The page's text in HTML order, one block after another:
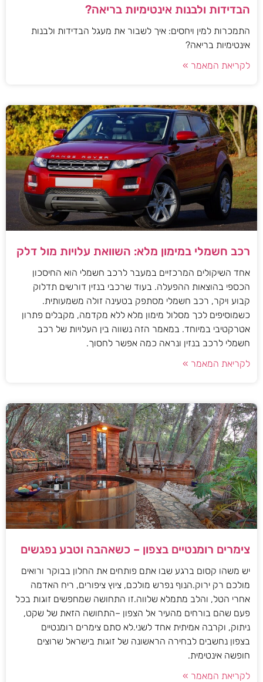
הבדידות ולבנות אינטימיות בריאה?
התמכרות למין ויחסים: איך לשבור את מעגל הבדידות ולבנות
אינטימיות בריאה?
לקריאת המאמר »
רכב חשמלי במימון מלא: השוואת עלויות מול דלק
אחד השיקולים המרכזיים במעבר לרכב חשמלי הוא החיסכון
הכספי בהוצאות ההפעלה. בעוד שרכבי בנזין דורשים תדלוק
קבוע ויקר, רכב חשמלי מסתפק בטעינה זולה משמעותית.
כשמוסיפים לכך מסלול מימון מלא ללא מקדמה, מקבלים פתרון
אטרקטיבי במיוחד. במאמר הזה נשווה בין העלויות של רכב
חשמלי לרכב בנזין ונראה כמה אפשר לחסוך.
לקריאת המאמר »
צימרים רומנטיים בצפון – כשאהבה וטבע נפגשים
יש משהו קסום ברגע שבו אתם פותחים את החלון בבוקר ורואים
מולכם רק ירוק.הנוף נפרש מולכם, ציוץ ציפורים, ריח האדמה
אחרי הטל, והלב מתמלא שלווה.זו התחושה שמחפשים זוגות בכל
פעם שהם בורחים מהעיר אל הצפון –התחושה הזאת של שקט,
ניתוק, וקרבה אמיתית אחד לשני.לא סתם צימרים רומנטיים
בצפון נחשבים לבחירה הראשונה של זוגות בישראל שרוצים
חופשה אינטימית.
לקריאת המאמר »